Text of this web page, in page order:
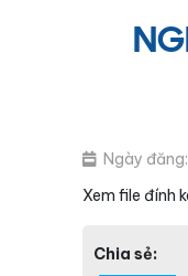
Ngày
Xem file đính
Chia sẻ: